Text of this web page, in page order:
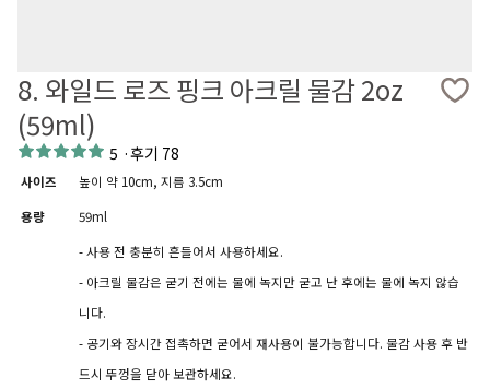
8. 와일드 로즈 핑크 아크릴 물감 2oz
(59ml)
5 ·후기 78
사이즈
높이 약 10cm, 지름 3.5cm
용량
59ml
- 사용 전 충분히 흔들어서 사용하세요.
- 아크릴 물감은 굳기 전에는 물에 녹지만 굳고 난 후에는 물에 녹지 않습
니다.
- 공기와 장시간 접촉하면 굳어서 재사용이 불가능합니다. 물감 사용 후 반
드시 뚜껑을 닫아 보관하세요.